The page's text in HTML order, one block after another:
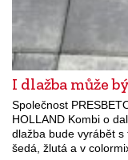
I dlažba může
Společnost
HOLLAND Kombi o
dlažba bude vyrábět
šedá, žlutá a v